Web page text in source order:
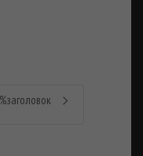
%заголовок